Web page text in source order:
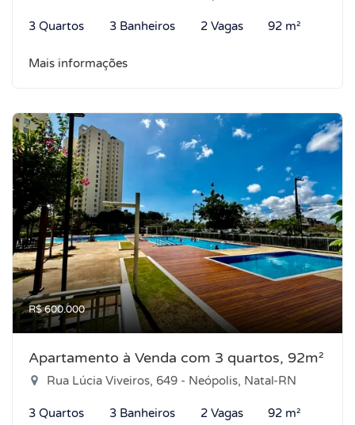
3 Quartos 3 Banheiros 2 Vagas 92 m²
Mais informações
R$ 600.000
Apartamento à Venda com 3 quartos, 92m²
Rua Lúcia Viveiros, 649 - Neópolis, Natal-RN
3 Quartos 3 Banheiros 2 Vagas 92 m²